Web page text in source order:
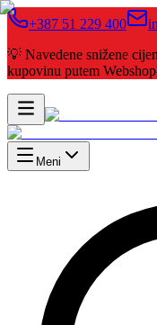
+387 51 229 400
💡 Navedene snižene
kupovinu putem
Meni